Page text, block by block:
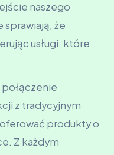
naszego
sprawiają, że
usługi, które
z tradycyjnym
produkty o
Z każdym